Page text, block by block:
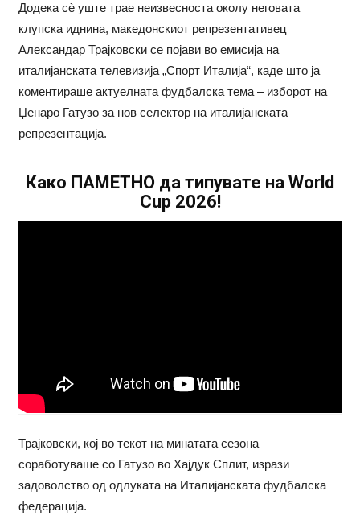
Додека сè уште трае неизвесноста околу неговата
клупска иднина, македонскиот репрезентативец
Александар Трајковски се појави во емисија на
италијанската телевизија „Спорт Италија“, каде што ја
коментираше актуелната фудбалска тема – изборот на
Џенаро Гатузо за нов селектор на италијанската
репрезентација.
Како ПАМЕТНО да типувате на World
Cup 2026!
Трајковски, кој во текот на минатата сезона
соработуваше со Гатузо во Хајдук Сплит, изрази
задоволство од одлуката на Италијанската фудбалска
федерација.